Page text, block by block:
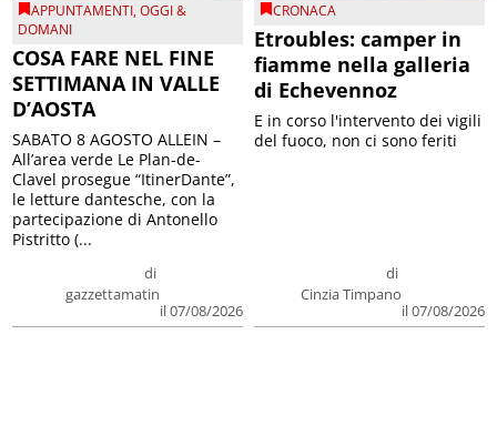
APPUNTAMENTI,OGGI &
DOMANI
COSA FARE NEL FINE
SETTIMANA IN VALLE
D’AOSTA
di
gazzettamatin
il 07/08/2026
SABATO 8 AGOSTO ALLEIN –
All’area verde Le Plan-de-
Clavel prosegue “ItinerDante”,
le letture dantesche, con la
partecipazione di Antonello
Pistritto (...
CRONACA
Etroubles: camper in
fiamme nella galleria
di Echevennoz
di
Cinzia Timpano
il 07/08/2026
E in corso l'intervento dei vigili
del fuoco, non ci sono feriti